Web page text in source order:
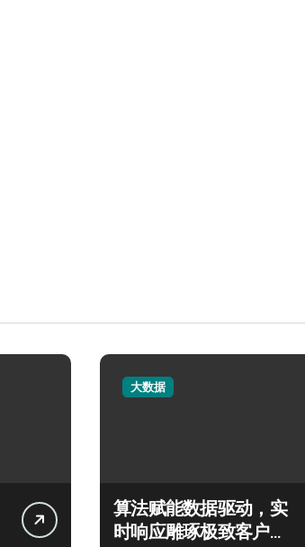
大数据
算法赋能数据驱动，实
时响应雕琢极致客户服